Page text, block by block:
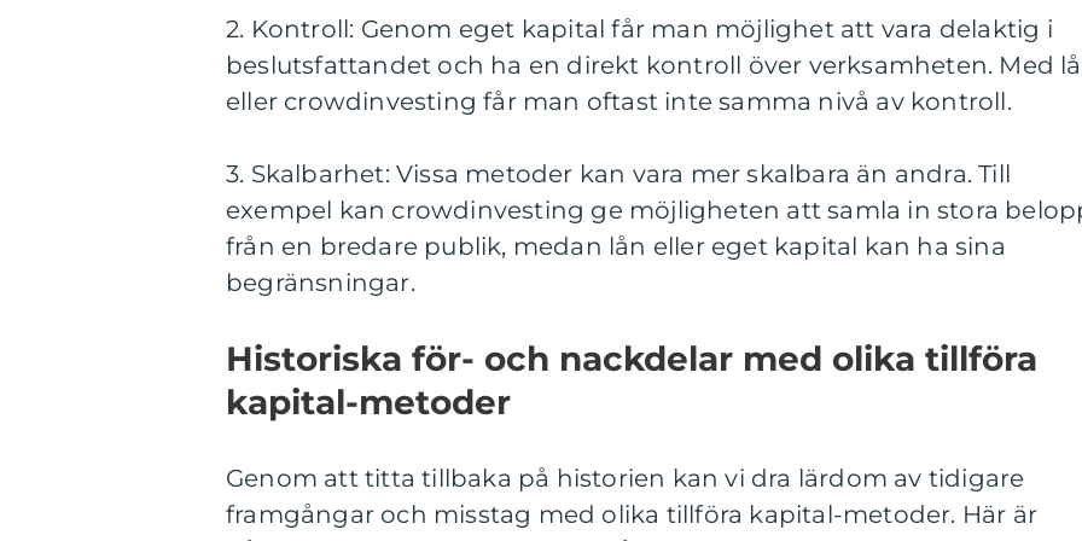
2. Kontroll: Genom eget kapital får man möjlighet att vara delaktig i
beslutsfattandet och ha en direkt kontroll över verksamheten. Med
eller crowdinvesting får man oftast inte samma nivå av kontroll.
3. Skalbarhet: Vissa metoder kan vara mer skalbara än andra. Till
exempel kan crowdinvesting ge möjligheten att samla in stora
från en bredare publik, medan lån eller eget kapital kan ha sina
begränsningar.
Historiska för- och nackdelar med olika tillföra
kapital-metoder
Genom att titta tillbaka på historien kan vi dra lärdom av tidigare
framgångar och misstag med olika tillföra kapital-metoder. Här är